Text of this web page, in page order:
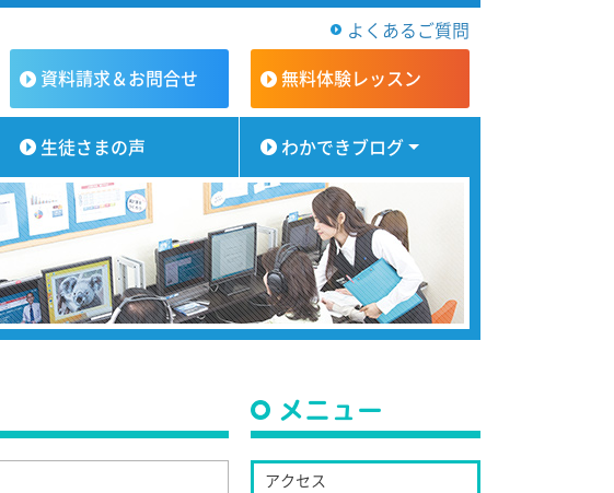
よくあるご質問
資料請求＆お問合せ 無料体験レッスン
生徒さまの声 わかできブログ
メニュー
アクセス